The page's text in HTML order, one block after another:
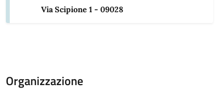
Via Scipione 1 - 09028
Organizzazione